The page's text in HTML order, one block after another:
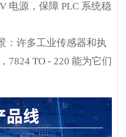
电源，保障 PLC 系统稳
：许多工业传感器和执
7824 TO - 220 能为它们